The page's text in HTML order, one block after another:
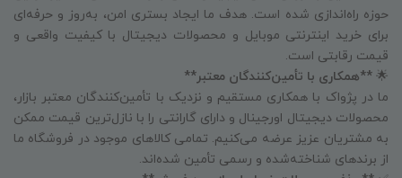
حوزه راه‌اندازی شده است. هدف ما ایجاد بستری امن، به‌روز و حرفه‌ای
برای خرید اینترنتی موبایل و محصولات دیجیتال با کیفیت واقعی و
قیمت رقابتی است.
🌟 **همکاری با تأمین‌کنندگان معتبر**
ما در پژواک با همکاری مستقیم و نزدیک با تأمین‌کنندگان معتبر بازار،
محصولات دیجیتال اورجینال و دارای گارانتی را با نازل‌ترین قیمت ممکن
به مشتریان عزیز عرضه می‌کنیم. تمامی کالاهای موجود در فروشگاه ما
از برندهای شناخته‌شده و رسمی تأمین شده‌اند.